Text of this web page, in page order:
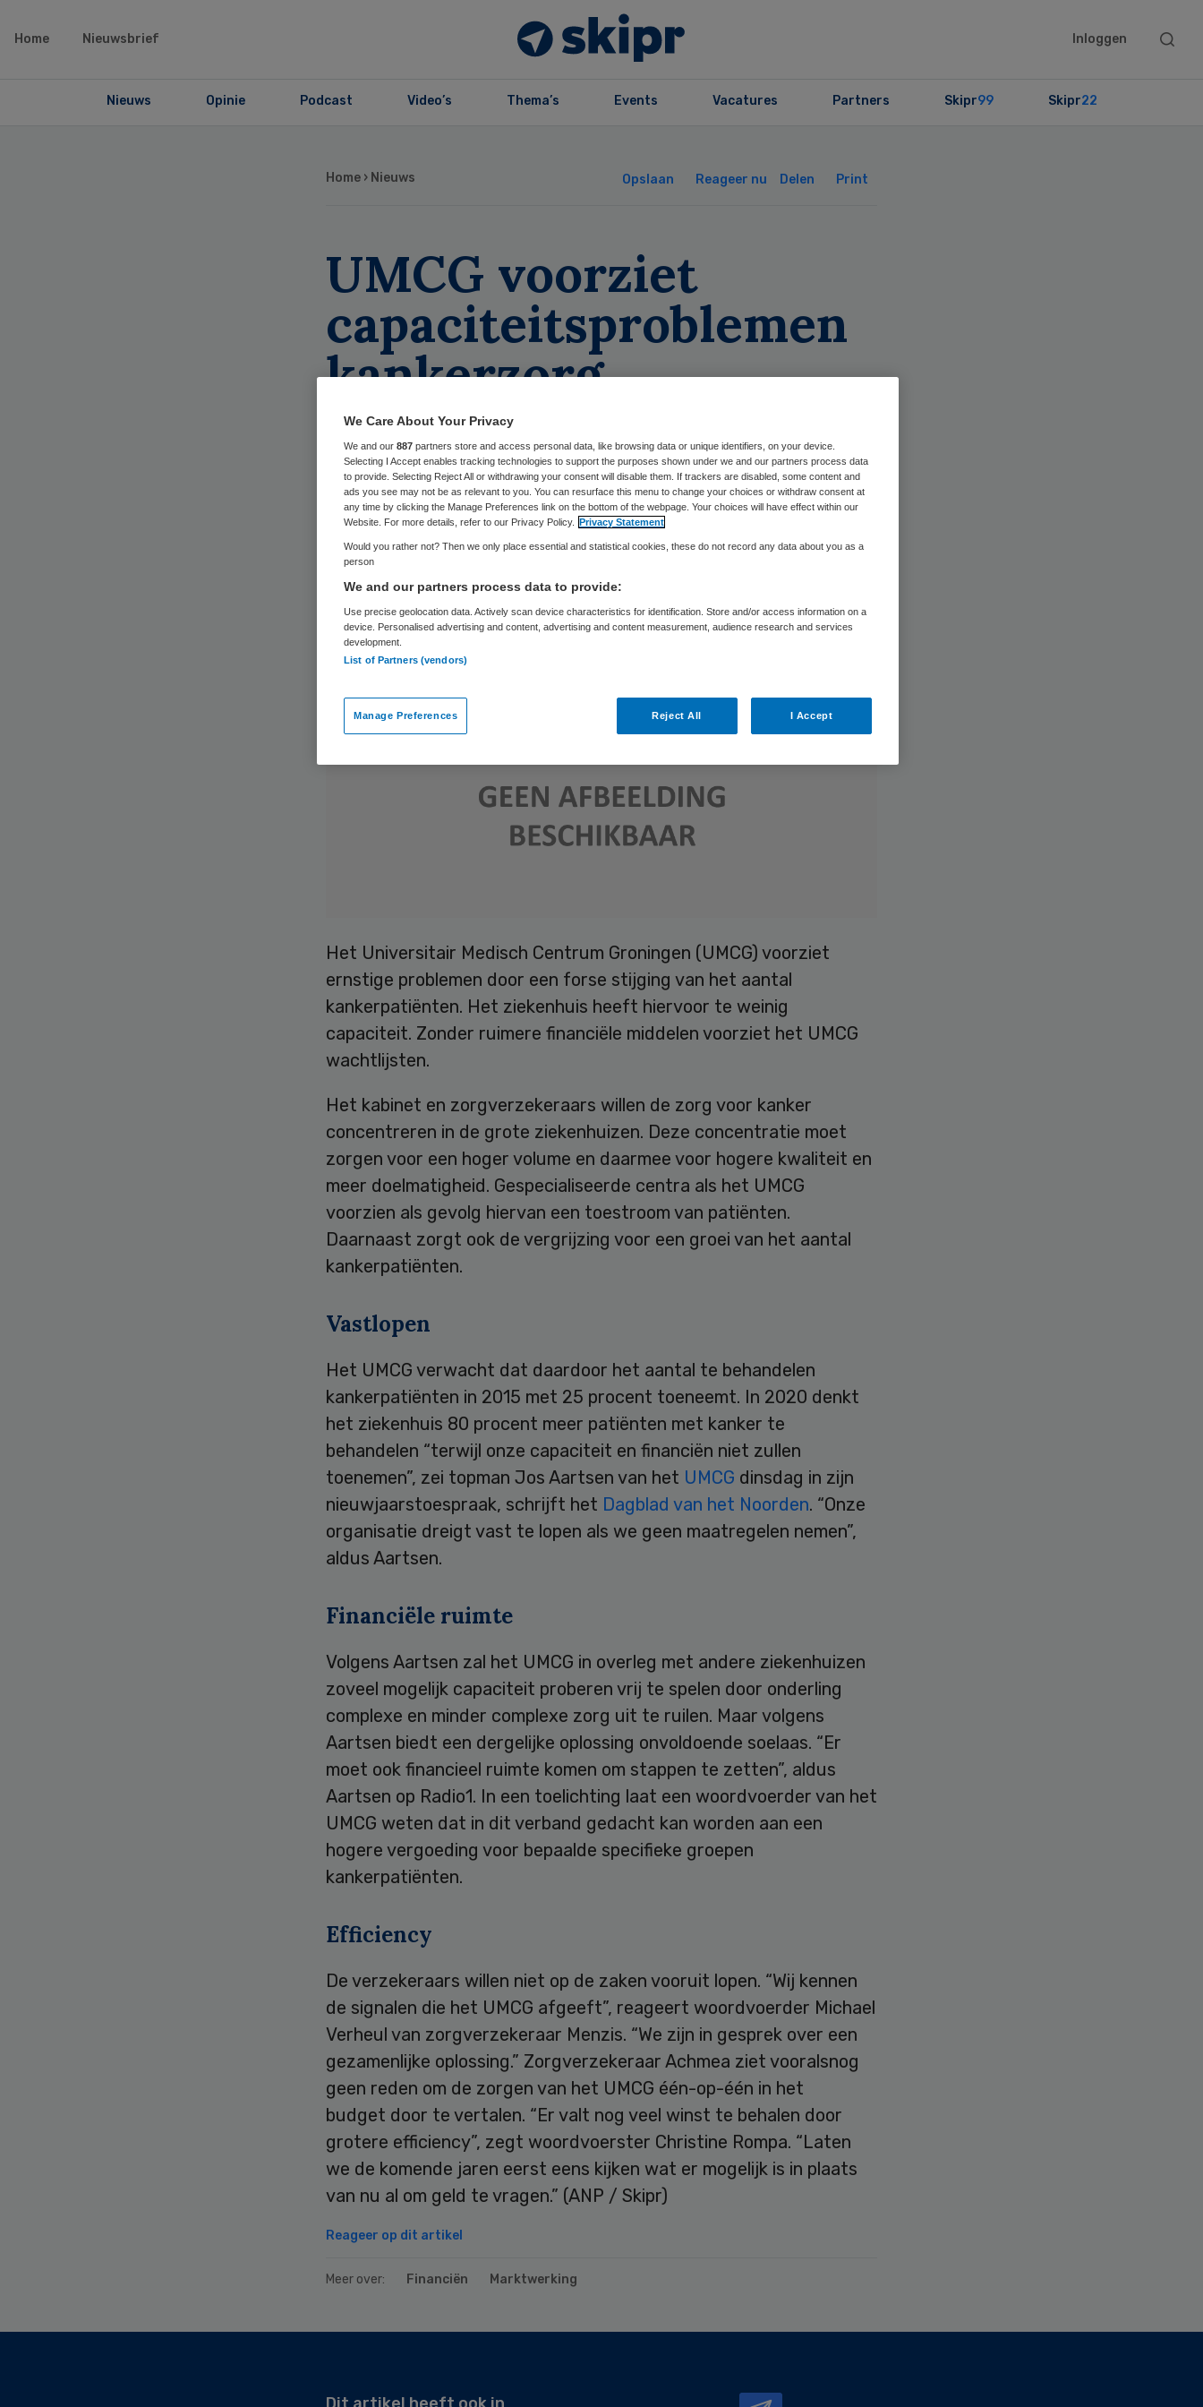
Home Nieuwsbrief Inloggen
Search
Nieuws Opinie Podcast Video’s Thema’s Events Vacatures Partners Skipr99 Skipr22
Home › Nieuws Opslaan Reageer nu Delen Print
UMCG voorziet
capaciteitsproblemen
kankerzorg
Skipr Redactie 9 januari 2013,09:46 43 keer gelezen
Het Universitair Medisch Centrum Groningen (UMCG) voorziet
ernstige problemen door een forse stijging van het aantal
kankerpatiënten. Het ziekenhuis heeft hiervoor te weinig
capaciteit. Zonder ruimere financiële middelen voorziet het UMCG
wachtlijsten.
Het kabinet en zorgverzekeraars willen de zorg voor kanker
concentreren in de grote ziekenhuizen. Deze concentratie moet
zorgen voor een hoger volume en daarmee voor hogere kwaliteit en
meer doelmatigheid. Gespecialiseerde centra als het UMCG
voorzien als gevolg hiervan een toestroom van patiënten.
Daarnaast zorgt ook de vergrijzing voor een groei van het aantal
kankerpatiënten.
Vastlopen
Het UMCG verwacht dat daardoor het aantal te behandelen
kankerpatiënten in 2015 met 25 procent toeneemt. In 2020 denkt
het ziekenhuis 80 procent meer patiënten met kanker te
behandelen “terwijl onze capaciteit en financiën niet zullen
toenemen”, zei topman Jos Aartsen van het UMCG dinsdag in zijn
nieuwjaarstoespraak, schrijft het Dagblad van het Noorden. “Onze
organisatie dreigt vast te lopen als we geen maatregelen nemen”,
aldus Aartsen.
Financiële ruimte
Volgens Aartsen zal het UMCG in overleg met andere ziekenhuizen
zoveel mogelijk capaciteit proberen vrij te spelen door onderling
complexe en minder complexe zorg uit te ruilen. Maar volgens
Aartsen biedt een dergelijke oplossing onvoldoende soelaas. “Er
moet ook financieel ruimte komen om stappen te zetten”, aldus
Aartsen op Radio1. In een toelichting laat een woordvoerder van het
UMCG weten dat in dit verband gedacht kan worden aan een
hogere vergoeding voor bepaalde specifieke groepen
kankerpatiënten.
Efficiency
De verzekeraars willen niet op de zaken vooruit lopen. “Wij kennen
de signalen die het UMCG afgeeft”, reageert woordvoerder Michael
Verheul van zorgverzekeraar Menzis. “We zijn in gesprek over een
gezamenlijke oplossing.” Zorgverzekeraar Achmea ziet vooralsnog
geen reden om de zorgen van het UMCG één-op-één in het
budget door te vertalen. “Er valt nog veel winst te behalen door
grotere efficiency”, zegt woordvoerster Christine Rompa. “Laten
we de komende jaren eerst eens kijken wat er mogelijk is in plaats
van nu al om geld te vragen.” (ANP / Skipr)
Reageer op dit artikel
Meer over: Financiën Marktwerking
Secondary
We Care About Your Privacy
We and our 887 partners store and access personal data, like browsing data or unique identifiers, on your device.
Selecting I Accept enables tracking technologies to support the purposes shown under we and our partners process data
to provide. Selecting Reject All or withdrawing your consent will disable them. If trackers are disabled, some content and
ads you see may not be as relevant to you. You can resurface this menu to change your choices or withdraw consent at
any time by clicking the Manage Preferences link on the bottom of the webpage. Your choices will have effect within our
Website. For more details, refer to our Privacy Policy. Privacy Statement
Would you rather not? Then we only place essential and statistical cookies, these do not record any data about you as a
person
We and our partners process data to provide:
Use precise geolocation data. Actively scan device characteristics for identification. Store and/or access information on a
device. Personalised advertising and content, advertising and content measurement, audience research and services
development.
List of Partners (vendors)
Manage Preferences Reject All I Accept